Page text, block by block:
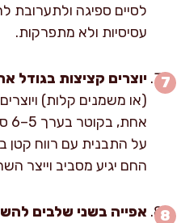
לסיים ספיגה ולתערובת
עסיסיות ולא מתפרקות.
יוצרים קציצות בגודל
על התבנית עם רווח קטן
החם יגיע מסביב וייצר
אפייה בשני שלבים